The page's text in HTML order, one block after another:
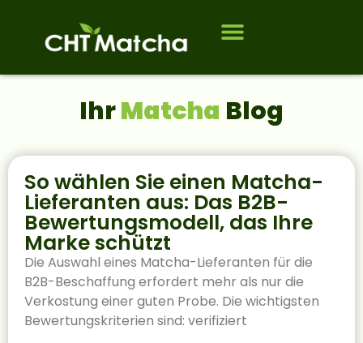
IhrMatcha Blog
So wählen Sie einen Matcha-
Lieferanten aus: Das B2B-
Bewertungsmodell, das Ihre
Marke schützt
Die Auswahl eines Matcha-Lieferanten für die
B2B-Beschaffung erfordert mehr als nur die
Verkostung einer guten Probe. Die wichtigsten
Bewertungskriterien sind: verifiziert